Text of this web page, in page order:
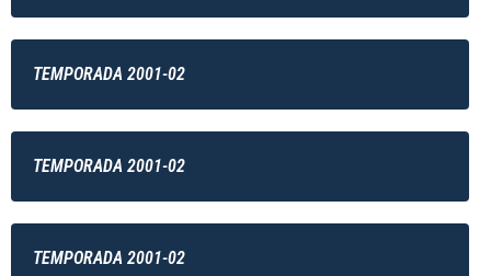
TEMPORADA 2001-02
TEMPORADA 2001-02
TEMPORADA 2001-02